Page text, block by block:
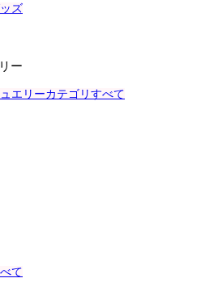
ズ
ー
エリーカテゴリすべて
て